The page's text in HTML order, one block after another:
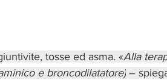
tosse ed asma. «Alla
e broncodilatatore) –